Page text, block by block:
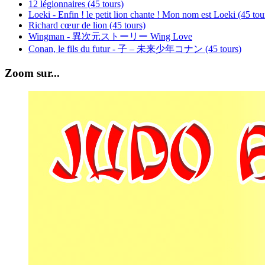
12 légionnaires (45 tours)
Loeki - Enfin ! le petit lion chante ! Mon nom est Loeki (45
Richard cœur de lion (45 tours)
Wingman - 異次元ストーリー Wing Love
Conan, le fils du futur - 子 – 未来少年コナン (45 tours)
Zoom sur...